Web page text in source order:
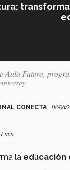
Aula Futura,
CONECTA - 08/06/
min
la educación